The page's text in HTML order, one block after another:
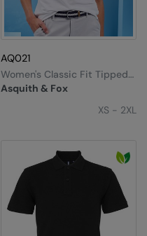
AQ021
Asquith & Fox
Women's Classic Fit Tipped
Polo
XS - 2XL